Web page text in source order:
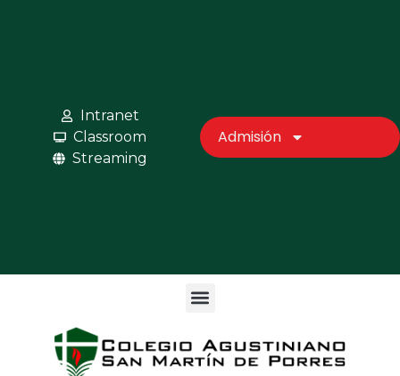
Intranet
Classroom
Streaming
Admisión